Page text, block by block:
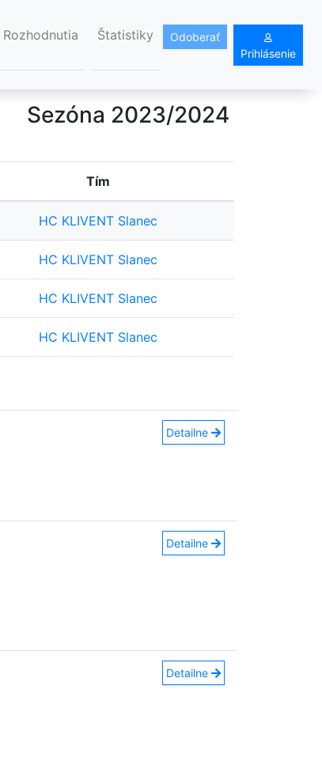
Rozhodnutia Štatistiky
Odoberať
Prihlásenie
Sezóna 2023/2024
Tím
HC KLIVENT Slanec
HC KLIVENT Slanec
HC KLIVENT Slanec
HC KLIVENT Slanec
Detailne
Detailne
Detailne